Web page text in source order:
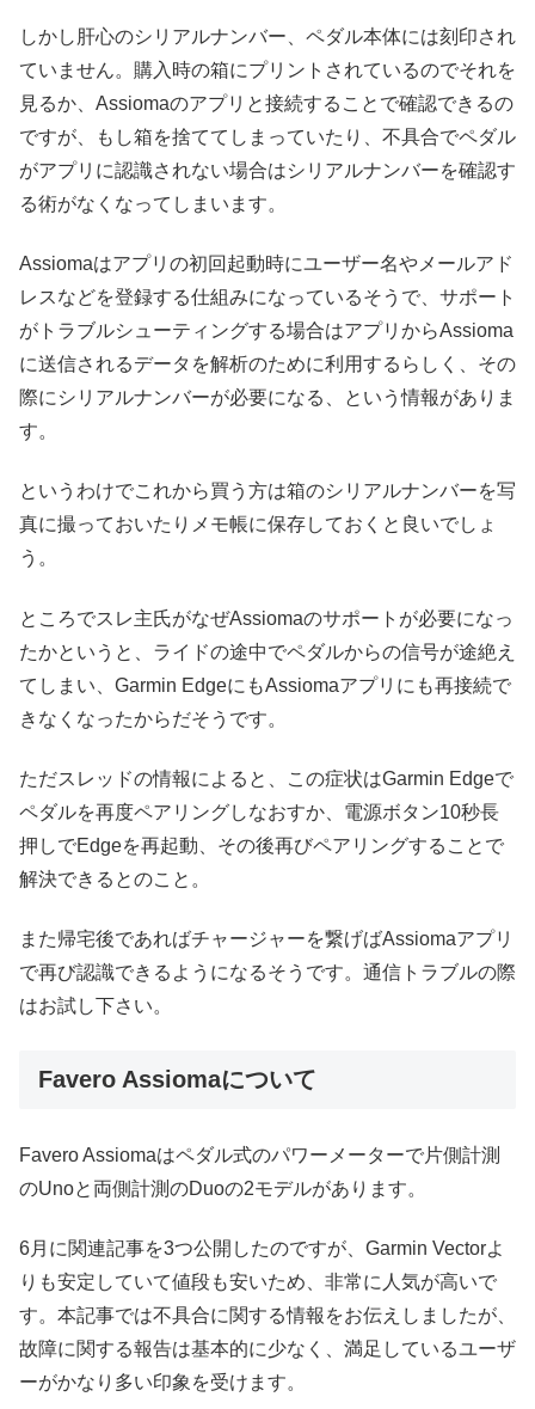
しかし肝心のシリアルナンバー、ペダル本体には刻印され
ていません。購入時の箱にプリントされているのでそれを
見るか、Assiomaのアプリと接続することで確認できるの
ですが、もし箱を捨ててしまっていたり、不具合でペダル
がアプリに認識されない場合はシリアルナンバーを確認す
る術がなくなってしまいます。
Assiomaはアプリの初回起動時にユーザー名やメールアド
レスなどを登録する仕組みになっているそうで、サポート
がトラブルシューティングする場合はアプリからAssioma
に送信されるデータを解析のために利用するらしく、その
際にシリアルナンバーが必要になる、という情報がありま
す。
というわけでこれから買う方は箱のシリアルナンバーを写
真に撮っておいたりメモ帳に保存しておくと良いでしょ
う。
ところでスレ主氏がなぜAssiomaのサポートが必要になっ
たかというと、ライドの途中でペダルからの信号が途絶え
てしまい、Garmin EdgeにもAssiomaアプリにも再接続で
きなくなったからだそうです。
ただスレッドの情報によると、この症状はGarmin Edgeで
ペダルを再度ペアリングしなおすか、電源ボタン10秒長
押しでEdgeを再起動、その後再びペアリングすることで
解決できるとのこと。
また帰宅後であればチャージャーを繋げばAssiomaアプリ
で再び認識できるようになるそうです。通信トラブルの際
はお試し下さい。
Favero Assiomaについて
Favero Assiomaはペダル式のパワーメーターで片側計測
のUnoと両側計測のDuoの2モデルがあります。
6月に関連記事を3つ公開したのですが、Garmin Vectorよ
りも安定していて値段も安いため、非常に人気が高いで
す。本記事では不具合に関する情報をお伝えしましたが、
故障に関する報告は基本的に少なく、満足しているユーザ
ーがかなり多い印象を受けます。